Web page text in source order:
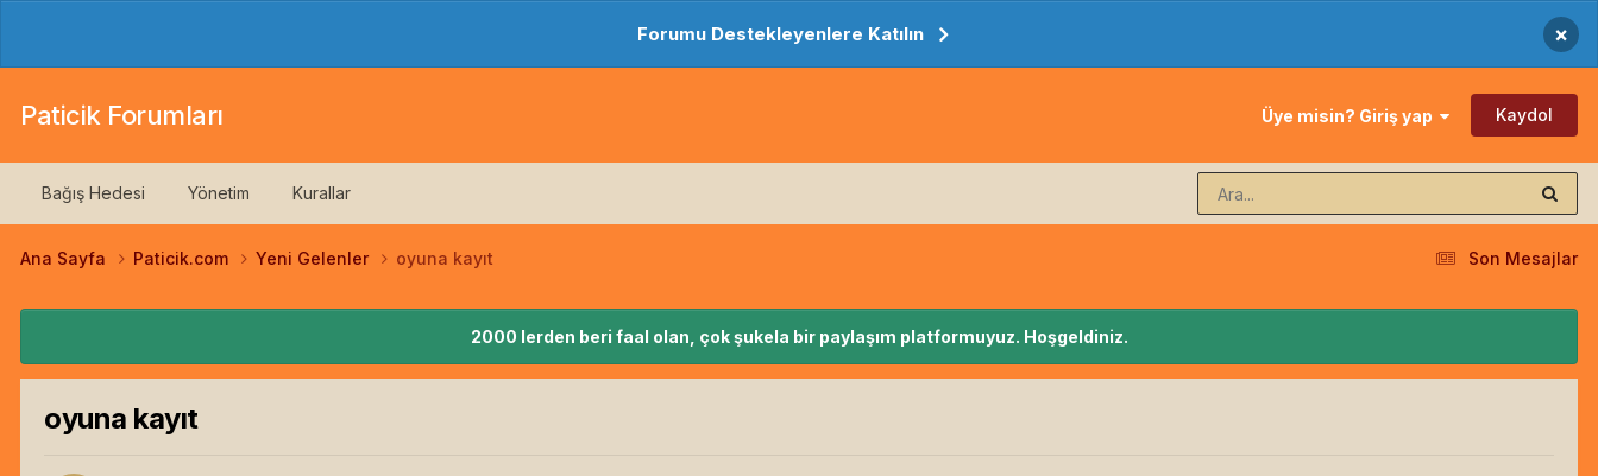
Forumu Destekleyenlere Katılın ×
Paticik Forumları Üye misin? Giriş yap Kaydol
Bağış Hedesi Yönetim Kurallar
Son Mesajlar
Ana Sayfa Paticik.com Yeni Gelenler oyuna kayıt
2000 lerden beri faal olan, çok şukela bir paylaşım platformuyuz. Hoşgeldiniz.
oyuna kayıt